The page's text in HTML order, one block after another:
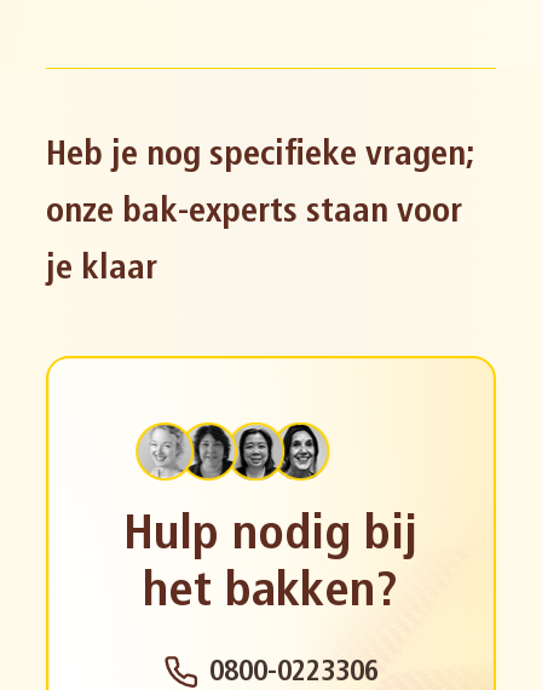
Heb je nog specifieke vragen;
onze bak-experts staan voor
je klaar
Hulp nodig bij
het bakken?
0800-0223306